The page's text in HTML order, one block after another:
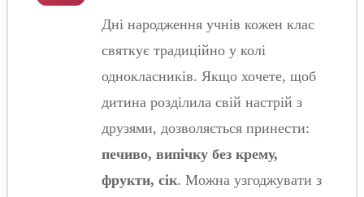
Дні народження учнів кожен клас
святкує традиційно у колі
однокласників. Якщо хочете, щоб
дитина розділила свій настрій з
друзями, дозволяється принести:
печиво, випічку без крему,
фрукти, сік. Можна узгоджувати з